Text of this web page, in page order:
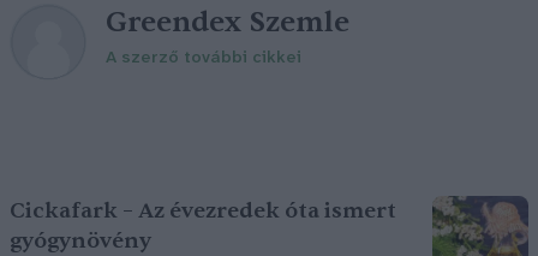
Greendex Szemle
A szerző további cikkei
Cickafark – Az évezredek óta ismert
gyógynövény